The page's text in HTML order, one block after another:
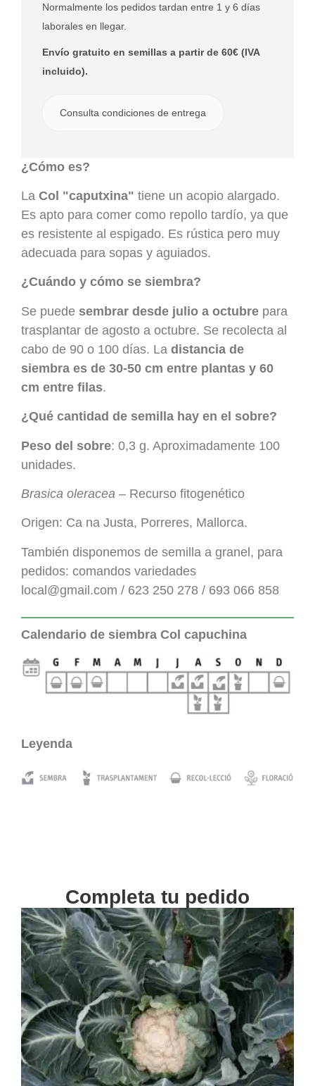
Normalmente los pedidos tardan entre 1 y 6 días
laborales en llegar.
Envío gratuito en semillas a partir de 60€ (IVA
incluido).
Consulta condiciones de entrega
¿Cómo es?
La Col "caputxina" tiene un acopio alargado.
Es apto para comer como repollo tardío, ya que
es resistente al espigado. Es rústica pero muy
adecuada para sopas y aguiados.
¿Cuándo y cómo se siembra?
Se puede sembrar desde julio a octubre para
trasplantar de agosto a octubre. Se recolecta al
cabo de 90 o 100 días. La distancia de
siembra es de 30-50 cm entre plantas y 60
cm entre filas.
¿Qué cantidad de semilla hay en el sobre?
Peso del sobre: 0,3 g. Aproximadamente 100
unidades.
Brasica oleracea – Recurso fitogenético
Origen: Ca na Justa, Porreres, Mallorca.
También disponemos de semilla a granel, para
pedidos: comandos variedades
local@gmail.com / 623 250 278 / 693 066 858
Calendario de siembra Col capuchina
Leyenda
Completa tu pedido